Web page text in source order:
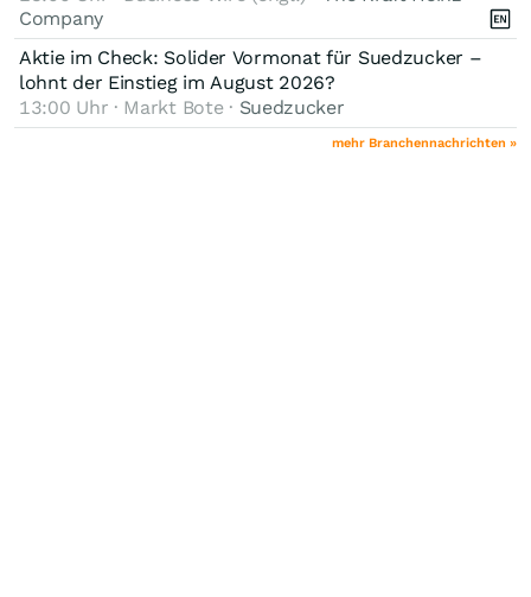
Company
Aktie im Check: Solider Vormonat für Suedzucker –
lohnt der Einstieg im August 2026?
13:00 Uhr · Markt Bote · Suedzucker
mehr Branchennachrichten »